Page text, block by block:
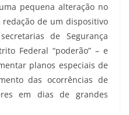
pequena alteração no
de um dispositivo
de Segurança
Federal “poderão” – e
planos especiais de
das ocorrências de
em dias de grandes